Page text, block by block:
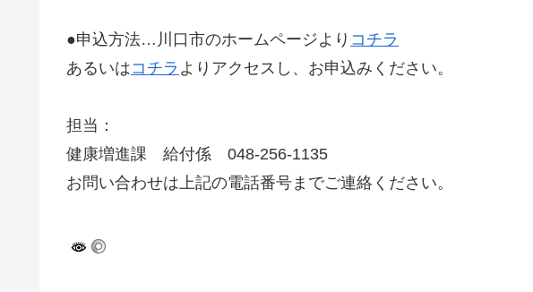
●申込方法…川口市のホームページより コチラ
あるいはコチラ よりアクセスし、お申込みください。
担当：
健康増進課 給付係 048-256-1135
お問い合わせは上記の電話番号までご連絡ください。